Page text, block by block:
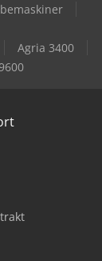
Agria 3400